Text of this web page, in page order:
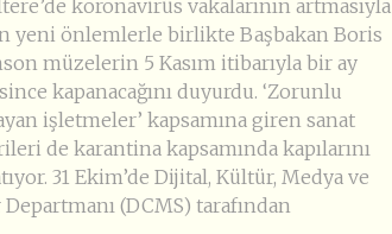
koronavirüs vakalarının artmasıyla
yeni önlemlerle birlikte Başbakan Boris
müzelerin 5 Kasım itibarıyla bir ay
kapanacağını duyurdu. ‘Zorunlu
işletmeler’ kapsamına giren sanat
de karantina kapsamında kapılarını
31 Ekim’de Dijital, Kültür, Medya ve
Departmanı (DCMS) tarafından